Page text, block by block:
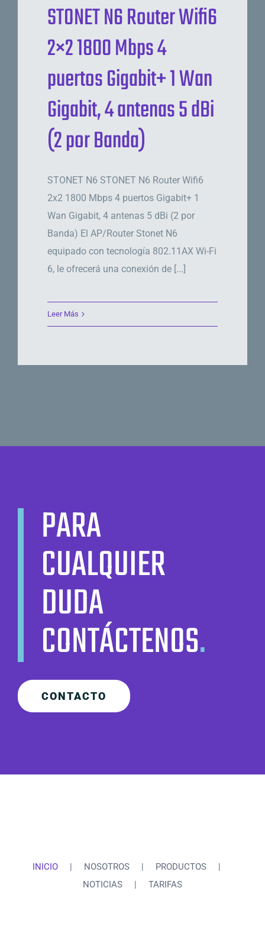
STONET N6 Router Wifi6
2×2 1800 Mbps 4
puertos Gigabit+ 1 Wan
Gigabit, 4 antenas 5 dBi
(2 por Banda)
STONET N6 STONET N6 Router Wifi6
2x2 1800 Mbps 4 puertos Gigabit+ 1
Wan Gigabit, 4 antenas 5 dBi (2 por
Banda) El AP/Router Stonet N6
equipado con tecnología 802.11AX Wi-Fi
6, le ofrecerá una conexión de [...]
Leer Más
PARA
CUALQUIER
DUDA
CONTÁCTENOS.
CONTACTO
INICIO NOSOTROS
PRODUCTOS
NOTICIAS
TARIFAS